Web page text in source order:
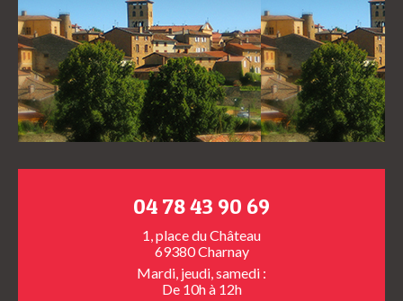
04 78 43 90 69
1, place du Château
69380 Charnay
Mardi, jeudi, samedi :
De 10h à 12h